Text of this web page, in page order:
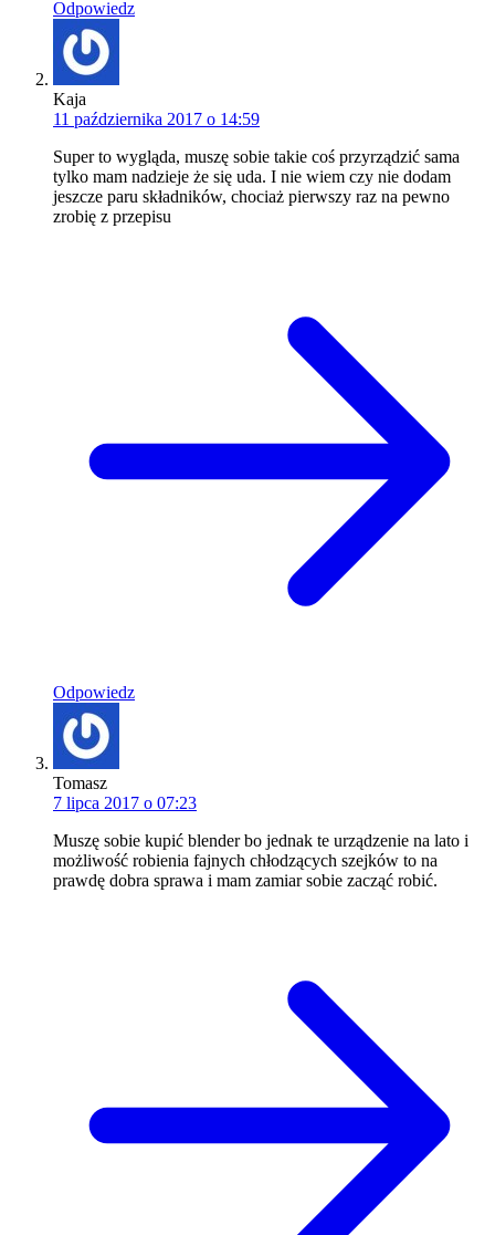
Odpowiedz
Kaja
11 października 2017 o 14:59
Super to wygląda, muszę sobie takie coś przyrządzić sama
tylko mam nadzieje że się uda. I nie wiem czy nie dodam
jeszcze paru składników, chociaż pierwszy raz na pewno
zrobię z przepisu
Odpowiedz
Tomasz
7 lipca 2017 o 07:23
Muszę sobie kupić blender bo jednak te urządzenie na lato i
możliwość robienia fajnych chłodzących szejków to na
prawdę dobra sprawa i mam zamiar sobie zacząć robić.